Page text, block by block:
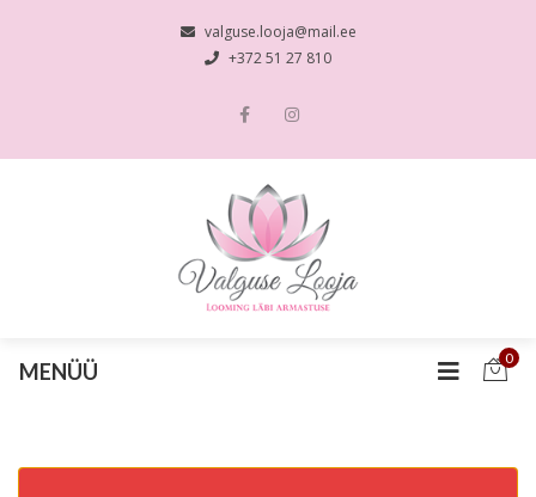
valguse.looja@mail.ee
+372 51 27 810
MENÜÜ
0